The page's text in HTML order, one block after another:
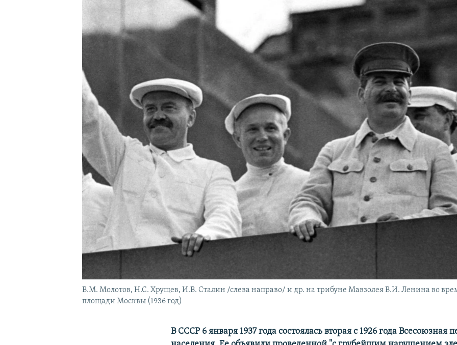
В.М. Молотов, Н.С. Хрущев, И.В. Сталин /слева направо/ и др. на трибуне Мавзолея В.И. Ленина во
площади Москвы (1936 год)
В СССР 6 января 1937 года состоялась вторая c 1926 года Всесоюзная